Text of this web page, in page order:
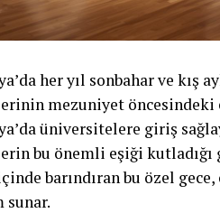
her yıl sonbahar ve kış
mezuniyet öncesindeki
üniversitelere giriş
bu önemli eşiği
barındıran bu özel
sunar.